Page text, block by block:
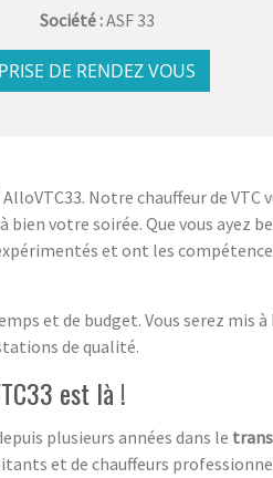
Société :ASF 33
PRISE DE RENDEZ VOUS
Notre chauffeur de VTC
votre soirée. Que vous ayez
et ont les
et de budget. Vous serez mis
de qualité.
est là !
plusieurs années dans le
et de chauffeurs